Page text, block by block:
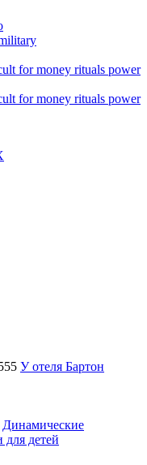
for money rituals power
for money rituals power
У отеля Бартон
Динамические
детей